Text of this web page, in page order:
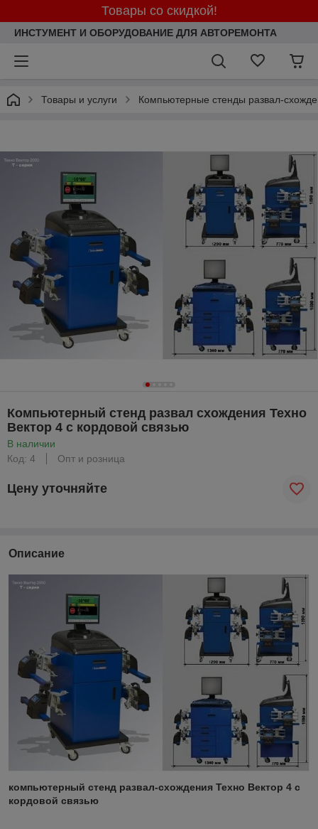
Товары со скидкой!
ИНСТУМЕНТ И ОБОРУДОВАНИЕ ДЛЯ АВТОРЕМОНТА
Товары и услуги Компьютерные стенды развал-
Компьютерный стенд развал схождения Техно
Вектор 4 с кордовой связью
В наличии
Код: 4
Опт и розница
Цену уточняйте
Описание
компьютерный стенд развал-схождения Техно Вектор 4 с
кордовой связью